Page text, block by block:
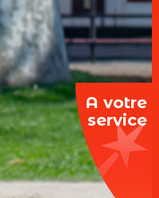
A votre
service